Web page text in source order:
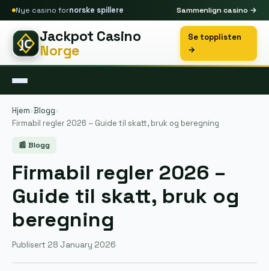
Nye casino fornorske spillere Sammenlign casino →
Jackpot Casino
Norge
Se topplisten
→
Hjem›Blogg›
Firmabil regler 2026 – Guide til skatt, bruk og beregning
📰 Blogg
Firmabil regler 2026 –
Guide til skatt, bruk og
beregning
Publisert 28 January 2026